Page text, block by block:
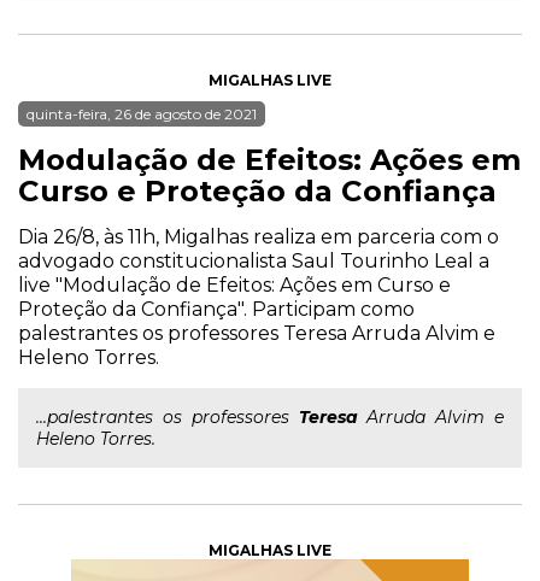
MIGALHAS LIVE
quinta-feira, 26 de agosto de 2021
Modulação de Efeitos: Ações em
Curso e Proteção da Confiança
Dia 26/8, às 11h, Migalhas realiza em parceria com o
advogado constitucionalista Saul Tourinho Leal a
live "Modulação de Efeitos: Ações em Curso e
Proteção da Confiança". Participam como
palestrantes os professores Teresa Arruda Alvim e
Heleno Torres.
...palestrantes os professores TeresaArruda Alvim e
Heleno Torres.
MIGALHAS LIVE